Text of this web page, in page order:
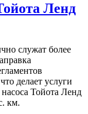
Ленд
служат более
делает услуги
Тойота Ленд
км.